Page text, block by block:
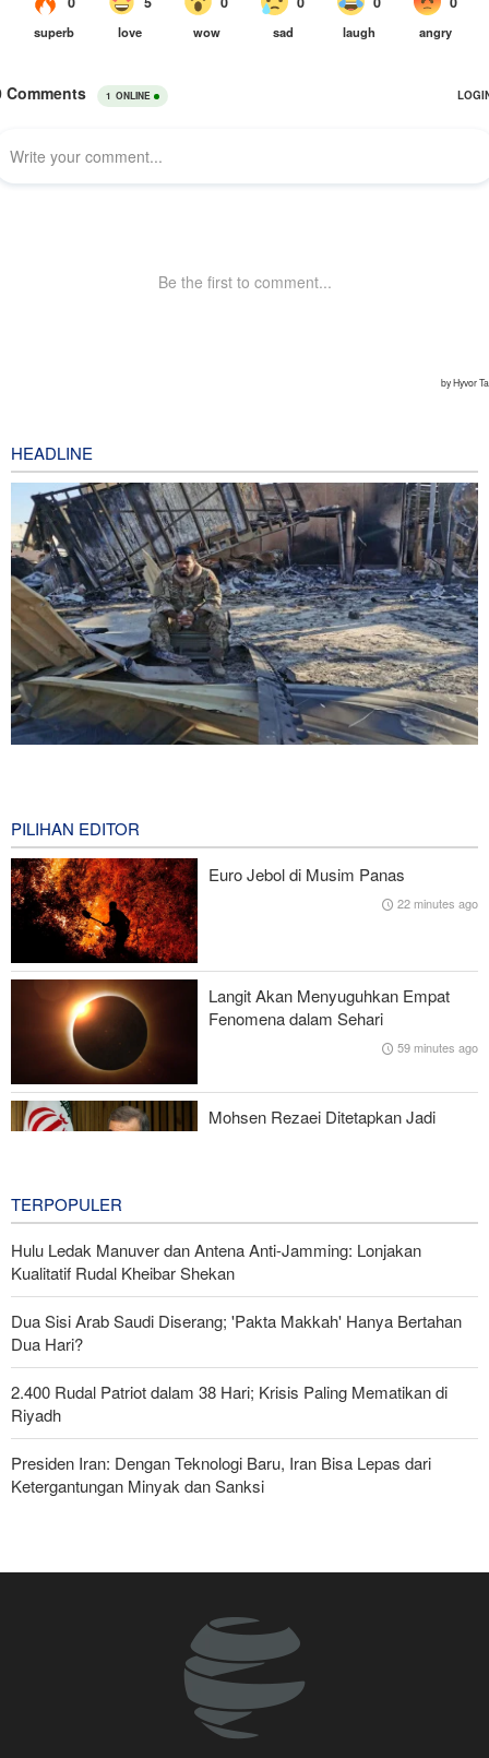
HEADLINE
Mantan Menhan AS: Posisi Iran Unggul dalam Perang !
Presiden Pezeshkian Bertemu dan Berdialog dengan Rahbar
Perundingan antara Pemerintah Lebanon dan Rezim Zionis Buntu
Dampak Ketidakpastian di Selat Hormuz, Harga Minyak Dunia
PILIHAN EDITOR
Euro Jebol di Musim Panas
22 minutes ago
Langit Akan Menyuguhkan Empat
Fenomena dalam Sehari
59 minutes ago
Mohsen Rezaei Ditetapkan Jadi
TERPOPULER
Hulu Ledak Manuver dan Antena Anti-Jamming: Lonjakan
Kualitatif Rudal Kheibar Shekan
Dua Sisi Arab Saudi Diserang; 'Pakta Makkah' Hanya Bertahan
Dua Hari?
2.400 Rudal Patriot dalam 38 Hari; Krisis Paling Mematikan di
Riyadh
Presiden Iran: Dengan Teknologi Baru, Iran Bisa Lepas dari
Ketergantungan Minyak dan Sanksi
Bantuan Obat-obatan dari 11 Negara untuk Iran di Masa Perang
Yahya Saree: Operasi Khusus di Al-Mokha—Puluhan Pasukan